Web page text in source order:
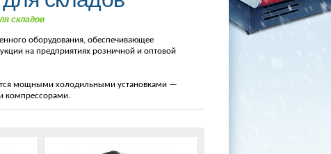
складов
оборудования, обеспечивающее
на предприятиях розничной и оптовой
мощными холодильными установками —
компрессорами.